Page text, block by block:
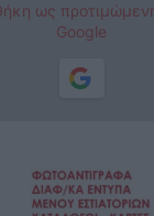
ως
Google